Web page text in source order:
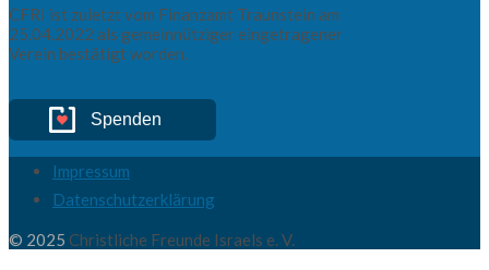
CFRI ist zuletzt vom Finanzamt Traunstein am
25.04.2022 als gemeinnütziger eingetragener
Verein bestätigt worden.
Spenden
Impressum
Datenschutzerklärung
© 2025 Christliche Freunde Israels e. V.